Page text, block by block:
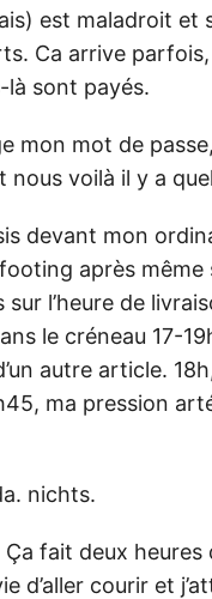
est maladroit et
Ca arrive parfois,
là sont payés.
mon mot de
nous voilà il y a
devant mon
après même
sur l’heure de
le créneau 17-
autre article.
ma pression
nichts.
fait deux heures
d’aller courir et